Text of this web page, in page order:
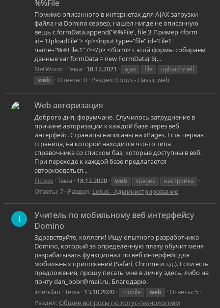
%%File
Помимо описанного в интернетах для AJAX загрузки
файла на Domino сервер, нашел нигде не описанную
вещь с formData.append('%%File', file )! Пример <form
id="UploadFile"> <p><input type="file" id='File1'
name="%%File.1" /></p> </form> с этой формы собираем
данные var formData = new FormData( $(...
NetWood Тема 18.12.2021 ajax file
upload shell
web
Ответы: 0 Раздел: Lotus - classic web
Web авторизация
Доброго дня, форумчане. Случилось затруднение в
причине авторизации к каждой базе через веб
интерфейс. Страницы написаны на xPages. Есть первая
страница, на которой находится что-то типа
справочника со списком баз, которые доступны в веб.
При переходе к каждой базе предлагается
авторизоваться...
Ficoos Тема 18.12.2020 web xpages настройка
Ответы: 7 Раздел: Lotus - Администрирование
I
Учитель по мобильному веб интерфейсу
Domino
Здравствуйте, коллеги! Ищу опытного разработчика
Domino, который за определенную плату обучит меня
разрабатывать функционал по веб интерфейс для
мобильных приложений (Safari, Chrome и т.д.). Если есть
предложения, прошу писать мне в личку здесь, либо на
почту dan_bobr@mail.ru. Благодарю.
imendan Тема 13.10.2020 mobile web
Ответы: 5
Раздел: Общие вопросы по лотус-технологиям